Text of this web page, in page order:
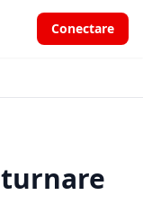
Conectare